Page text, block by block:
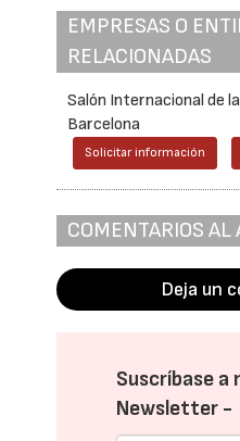
EMPRESAS O
RELACIONADAS
Salón Internacional de
Barcelona
Solicitar información
COMENTARIOS
Deja un
Suscríbase a
Newsletter -